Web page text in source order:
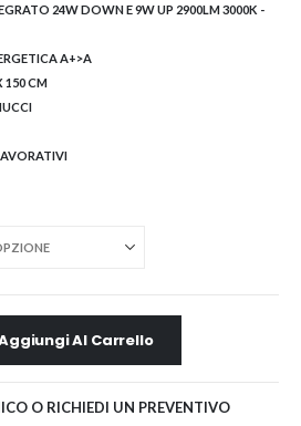
24W DOWN E 9W UP 2900LM 3000K -
A+>A
150 CM
Al Carrello
O RICHIEDI UN PREVENTIVO